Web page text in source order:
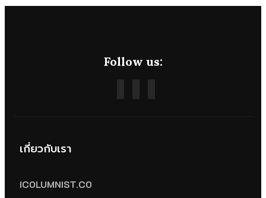
Follow us:
เกี่ยวกับเรา
ICOLUMNIST.CO